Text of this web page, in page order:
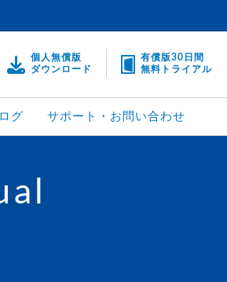
個人無償版
ダウンロード
有償版30日間
無料トライアル
グ サポート・お問い合わせ